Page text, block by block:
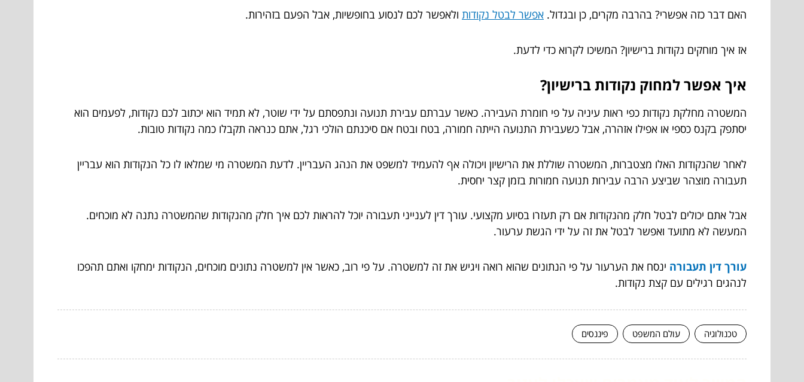
האם דבר כזה אפשרי? בהרבה מקרים, כן ובגדול. אפשר לבטל נקודות ולאפשר לכם לנסוע בחופשיות, אבל הפעם בזהירות.
אז איך מוחקים נקודות ברישיון? המשיכו לקרוא כדי לדעת.
איך אפשר למחוק נקודות ברישיון?
המשטרה מחלקת נקודות כפי ראות עיניה על פי חומרת העבירה. כאשר עברתם עבירת תנועה ונתפסתם על ידי שוטר, לא תמיד הוא יכתוב לכם נקודות, לפעמים הוא
יסתפק בקנס כספי או אפילו אזהרה, אבל כשעבירת התנועה הייתה חמורה, בטח ובטח אם סיכנתם הולכי רגל, אתם כנראה תקבלו כמה נקודות טובות.
לאחר שהנקודות האלו מצטברות, המשטרה שוללת את הרישיון ויכולה אף להעמיד למשפט את הנהג העבריין. לדעת המשטרה מי שמלאו לו כל הנקודות הוא עבריין
תעבורה מוצהר שביצע הרבה עבירות תנועה חמורות בזמן קצר יחסית.
אבל אתם יכולים לבטל חלק מהנקודות אם רק תעזרו בסיוע מקצועי. עורך דין לענייני תעבורה יוכל להראות לכם איך חלק מהנקודות שהמשטרה נתנה לא מוכחים.
המעשה לא מתועד ואפשר לבטל את זה על ידי הגשת ערעור.
עורך דין תעבורה ינסח את הערעור על פי הנתונים שהוא רואה ויגיש את זה למשטרה. על פי רוב, כאשר אין למשטרה נתונים מוכחים, הנקודות ימחקו ואתם תהפכו
לנהגים רגילים עם קצת נקודות.
טכנולוגיה עולם המשפט פיננסים